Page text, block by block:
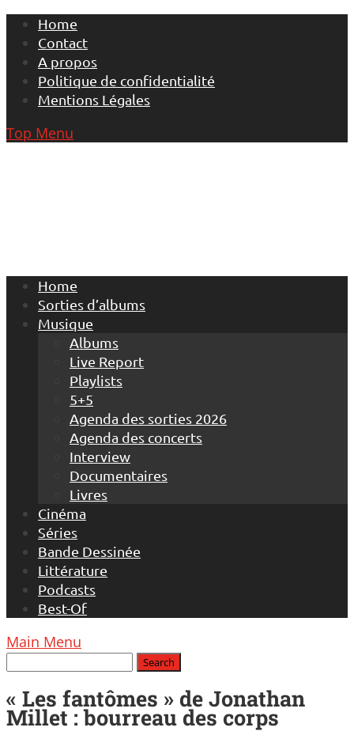
Skip
content
Home
Contact
A propos
Politique de confidentialité
Mentions Légales
Top Menu
Home
Sorties d’albums
Musique
Albums
Live Report
Playlists
5+5
Agenda des sorties 2026
Agenda des concerts
Interview
Documentaires
Livres
Cinéma
Séries
Bande Dessinée
Littérature
Podcasts
Best-Of
Main Menu
« Les fantômes » de Jonathan
Millet : bourreau des corps